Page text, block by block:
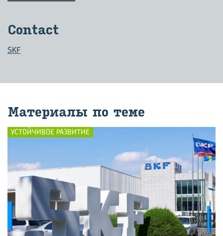
Contact
SKF
Ма­те­ри­а­лы по теме
УСТОЙЧИВОЕ РАЗВИТИЕ